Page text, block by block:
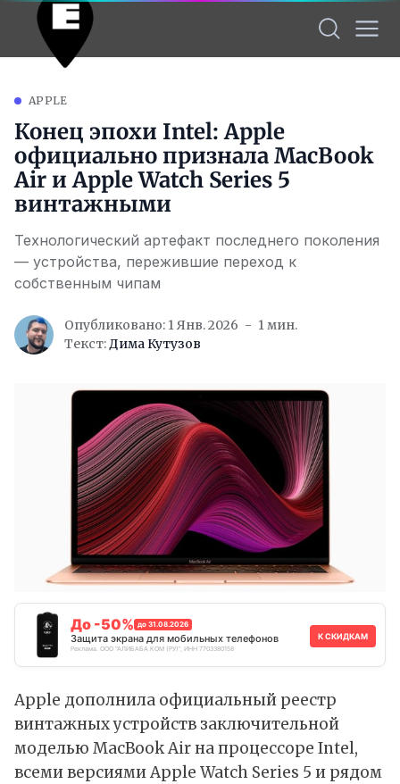
APPLE
Конец эпохи Intel: Apple
официально признала MacBook
Air и Apple Watch Series 5
винтажными
Технологический артефакт последнего поколения
— устройства, пережившие переход к
собственным чипам
Опубликовано: 1 Янв. 2026
1 мин.
Текст:Дима Кутузов
До -50% до 31.08.2026
Защита экрана для мобильных телефонов
Реклама. ООО "АЛИБАБА.КОМ (РУ)", ИНН 7703380158
К СКИДКАМ
Apple дополнила официальный реестр
винтажных устройств заключительной
моделью MacBook Air на процессоре Intel,
всеми версиями Apple Watch Series 5 и рядом